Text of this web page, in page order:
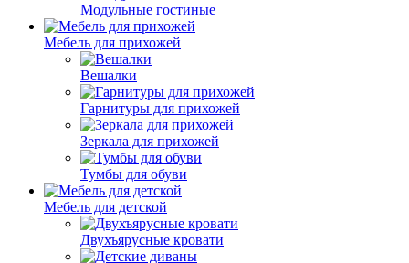
Модульные гостиные
Мебель для прихожей
Вешалки
Гарнитуры для прихожей
Зеркала для прихожей
Тумбы для обуви
Мебель для детской
Двухъярусные кровати